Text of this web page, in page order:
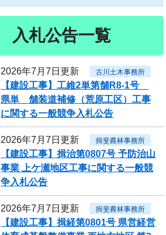
入札公告一覧
2026年7月7日更新 古川土木事務所
【建設工事】工維2単第舗R8-1号
県単 舗装道補修（荒原工区）工事
に関する一般競争入札公告
2026年7月7日更新 揖斐農林事務所
【建設工事】揖治第0807号 予防治山
事業 上ケ瀬地区工事に関する一般競
争入札公告
2026年7月7日更新 揖斐農林事務所
【建設工事】揖経第0801号 県営経営